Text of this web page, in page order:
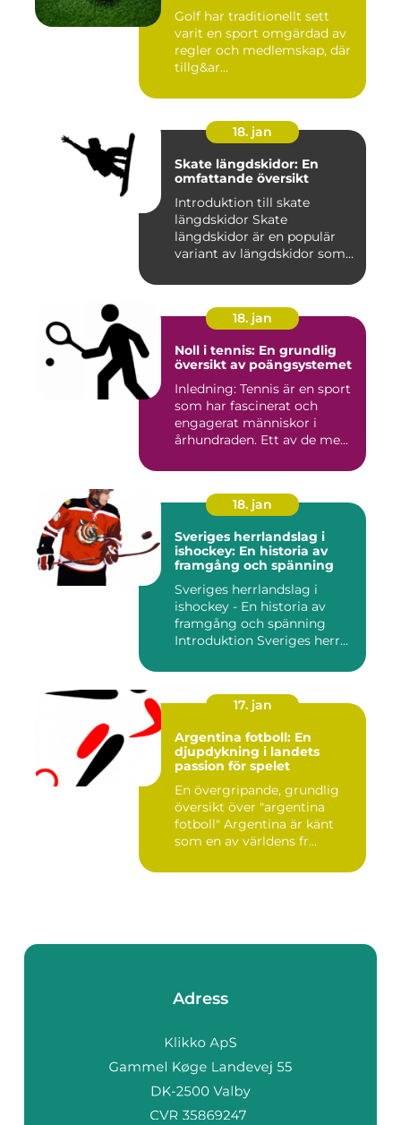
Golf har traditionellt sett
varit en sport omgärdad av
regler och medlemskap, där
tillg&ar...
18. jan
Skate längdskidor: En
omfattande översikt
Introduktion till skate
längdskidor Skate
längdskidor är en populär
variant av längdskidor som
18. jan
Noll i tennis: En grundlig
översikt av poängsystemet
Inledning: Tennis är en sport
som har fascinerat och
engagerat människor i
århundraden. Ett av de me...
18. jan
Sveriges herrlandslag i
ishockey: En historia av
framgång och spänning
Sveriges herrlandslag i
ishockey - En historia av
framgång och spänning
Introduktion Sveriges herr...
17. jan
Argentina fotboll: En
djupdykning i landets
passion för spelet
En övergripande, grundlig
översikt över "argentina
fotboll" Argentina är känt
som en av världens fr...
Adress